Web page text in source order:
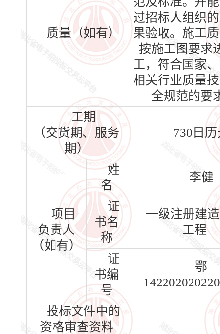
质量（如有）
过招标人组织
果验收。施工
按施工图要求
工，符合国家
相关行业质量
全规范的要
工期
（交货期、服务
期）
730日历
项目
负责人
（如有）
姓
名
李健
证
书名
称
一级注册建
工程
证
书编
号
鄂
投标文件中的
资格审查资料